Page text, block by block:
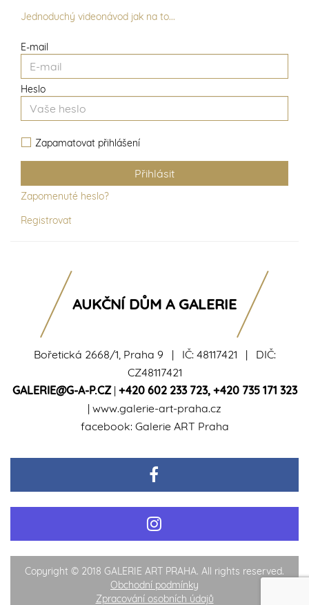
E-mail
Heslo
Zapamatovat přihlášení
Zapomenuté heslo?
Registrovat
Jednoduchý videonávod jak na to...
Bořetická 2668/1, Praha 9 | IČ: 48117421 | DIČ:
CZ48117421
GALERIE@G-A-P.CZ| +420 602 233 723, +420 735 171 323
| www.galerie-art-praha.cz
facebook: Galerie ART Praha
AUKČNÍ DŮM A GALERIE
Copyright © 2018 GALERIE ART PRAHA. All rights reserved.
Obchodní podmínky
Zpracování osobních údajů